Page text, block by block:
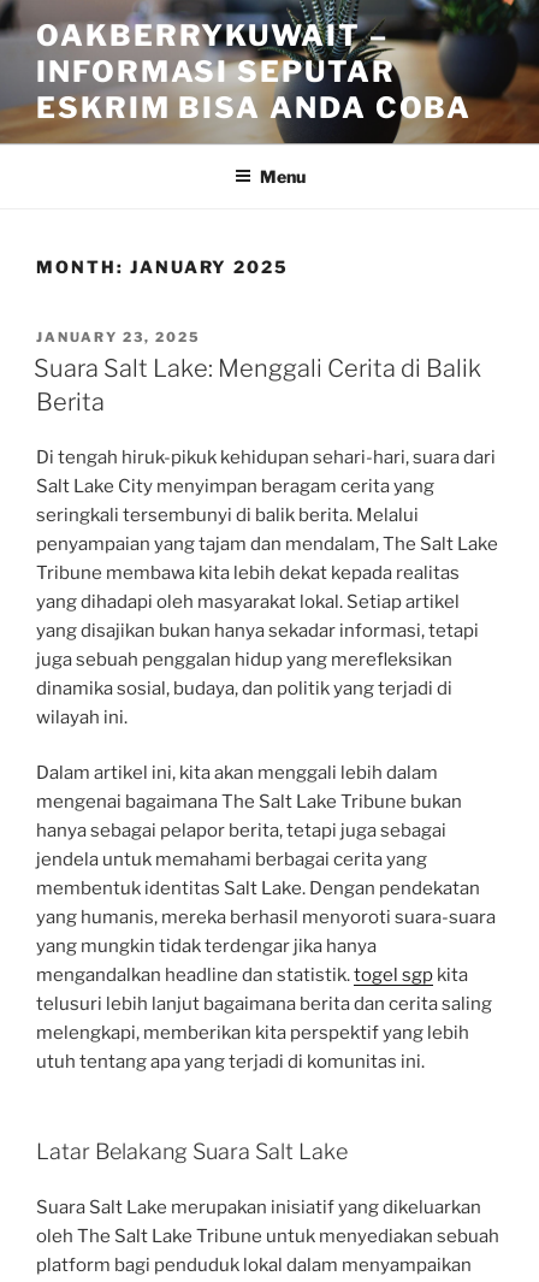
Skip
to
content
OAKBERRYKUWAIT –
INFORMASI SEPUTAR
ESKRIM BISA ANDA COBA
Menu
MONTH: JANUARY 2025
POSTED
ON
JANUARY 23, 2025
Suara Salt Lake: Menggali Cerita di Balik
Berita
Di tengah hiruk-pikuk kehidupan sehari-hari, suara dari
Salt Lake City menyimpan beragam cerita yang
seringkali tersembunyi di balik berita. Melalui
penyampaian yang tajam dan mendalam, The Salt Lake
Tribune membawa kita lebih dekat kepada realitas
yang dihadapi oleh masyarakat lokal. Setiap artikel
yang disajikan bukan hanya sekadar informasi, tetapi
juga sebuah penggalan hidup yang merefleksikan
dinamika sosial, budaya, dan politik yang terjadi di
wilayah ini.
Dalam artikel ini, kita akan menggali lebih dalam
mengenai bagaimana The Salt Lake Tribune bukan
hanya sebagai pelapor berita, tetapi juga sebagai
jendela untuk memahami berbagai cerita yang
membentuk identitas Salt Lake. Dengan pendekatan
yang humanis, mereka berhasil menyoroti suara-suara
yang mungkin tidak terdengar jika hanya
mengandalkan headline dan statistik.togel sgp kita
telusuri lebih lanjut bagaimana berita dan cerita saling
melengkapi, memberikan kita perspektif yang lebih
utuh tentang apa yang terjadi di komunitas ini.
Latar Belakang Suara Salt Lake
Suara Salt Lake merupakan inisiatif yang dikeluarkan
oleh The Salt Lake Tribune untuk menyediakan sebuah
platform bagi penduduk lokal dalam menyampaikan